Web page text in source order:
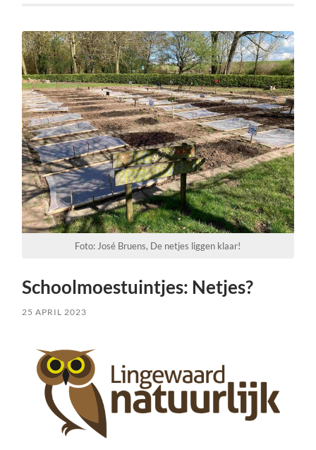
Foto: José Bruens, De netjes liggen klaar!
Schoolmoestuintjes: Netjes?
25 APRIL 2023